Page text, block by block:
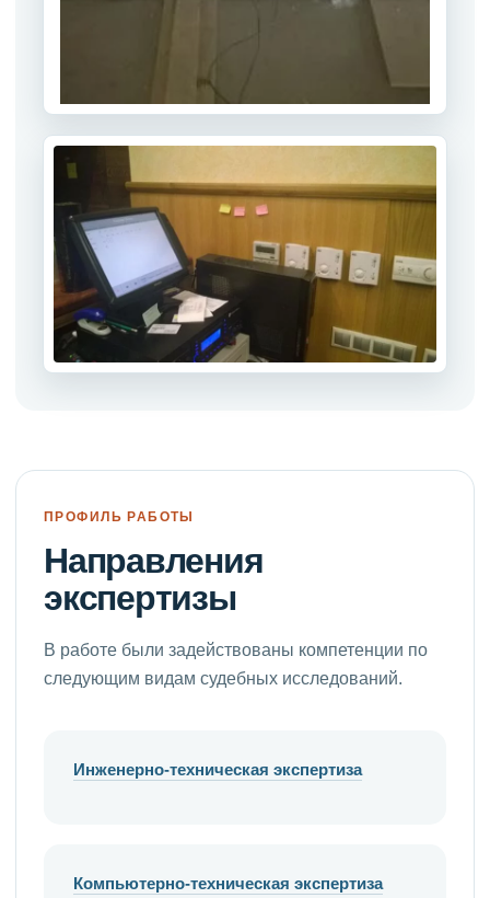
ПРОФИЛЬ РАБОТЫ
Направления
экспертизы
В работе были задействованы компетенции по
следующим видам судебных исследований.
Инженерно-техническая экспертиза
Компьютерно-техническая экспертиза